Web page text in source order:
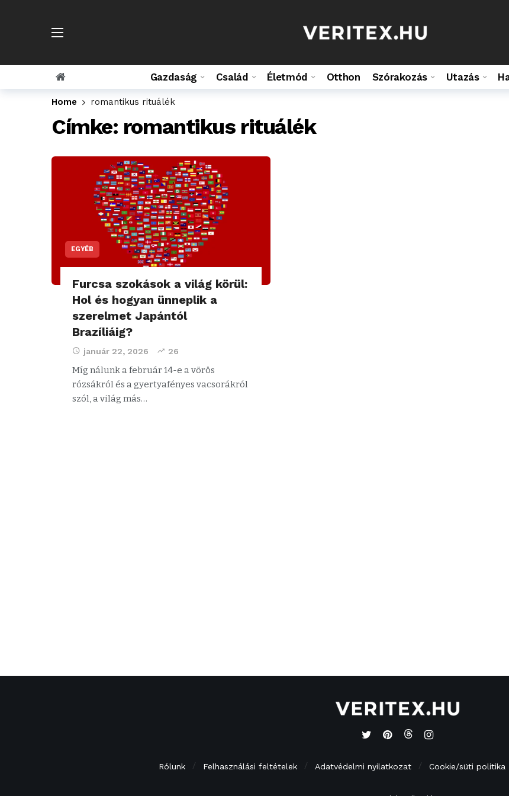
Gazdaság Család Életmód Otthon Szórakozás Utazás
Home romantikus rituálék
Címke: romantikus rituálék
EGYÉB
Furcsa szokások a világ körül:
Hol és hogyan ünneplik a
szerelmet Japántól
Brazíliáig?
január 22, 2026 26
Míg nálunk a február 14-e a vörös
rózsákról és a gyertyafényes vacsorákról
szól, a világ más…
Rólunk Felhasználási feltételek Adatvédelmi nyilatkozat Cookie/süti politika